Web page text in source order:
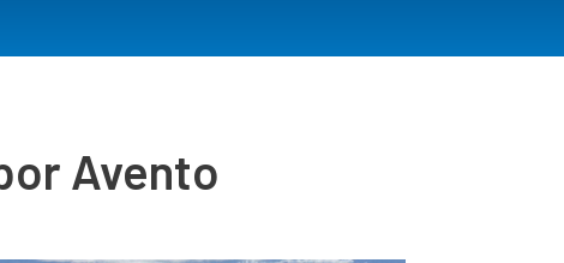
Avento